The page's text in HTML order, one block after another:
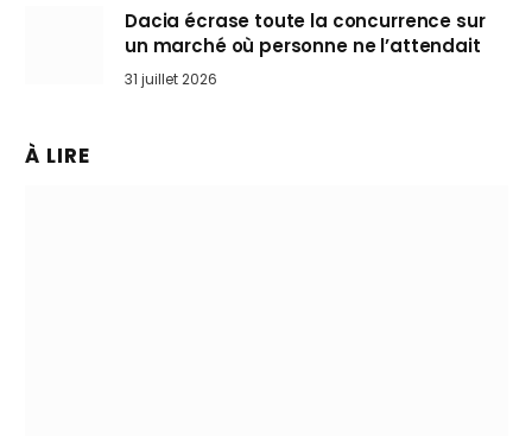
Dacia écrase toute la concurrence sur
un marché où personne ne l’attendait
31 juillet 2026
À LIRE